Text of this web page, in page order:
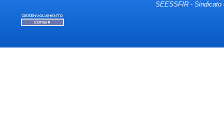
SEESSFIR - Sindicato